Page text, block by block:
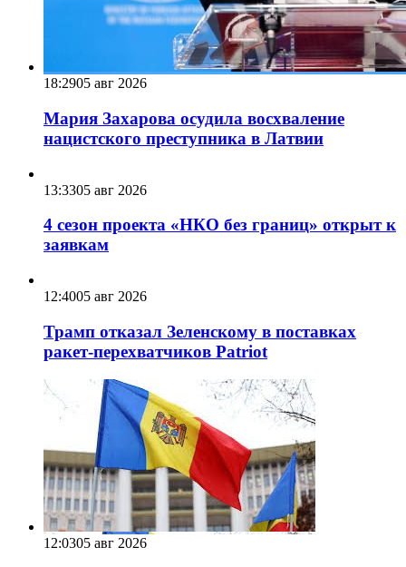
18:2905 авг 2026
Мария Захарова осудила восхваление
нацистского преступника в Латвии
13:3305 авг 2026
4 сезон проекта «НКО без границ» открыт к
заявкам
12:4005 авг 2026
Трамп отказал Зеленскому в поставках
ракет-перехватчиков Patriot
12:0305 авг 2026